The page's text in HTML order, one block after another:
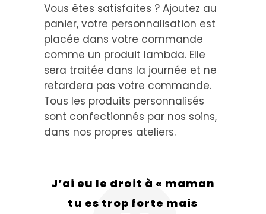
Vous êtes satisfaites ? Ajoutez au
panier, votre personnalisation est
placée dans votre commande
comme un produit lambda. Elle
sera traitée dans la journée et ne
retardera pas votre commande.
Tous les produits personnalisés
sont confectionnés par nos soins,
dans nos propres ateliers.
J’ai eu le droit à « maman
tu es trop forte mais